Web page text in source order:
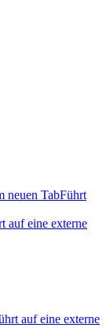
neuen TabFührt
auf eine externe
auf eine externe